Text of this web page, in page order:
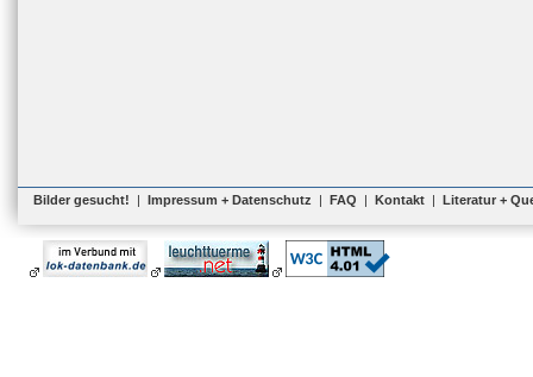
Bilder gesucht! | Impressum + Datenschutz | FAQ | Kontakt | Literatur +